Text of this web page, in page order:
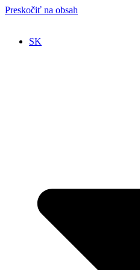
Preskočiť na obsah
SK